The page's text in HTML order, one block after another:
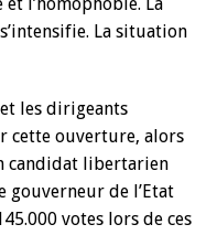
La situation
les dirigeants
cette ouverture, alors
candidat libertarien
gouverneur de l’Etat
votes lors de ces